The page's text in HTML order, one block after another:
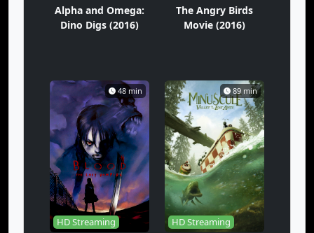
Alpha and Omega:
Dino Digs (2016)
The Angry Birds
Movie (2016)
48 min
HD Streaming
89 min
HD Streaming